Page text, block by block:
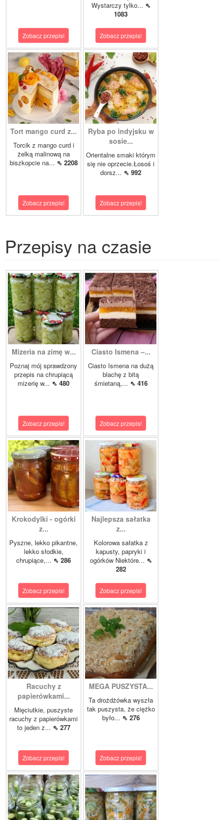
Zobacz przepis!
Wystarczy tylko... ⇖
1083
Zobacz przepis!
Tort mango curd z...
Torcik z mango curd i
żelką malinową na
biszkopcie na... ⇖ 2208
Zobacz przepis!
Ryba po indyjsku w
sosie...
Orientalne smaki którym
się nie oprzecie.Łosoś i
dorsz... ⇖ 992
Zobacz przepis!
Przepisy na czasie
Mizeria na zimę w...
Poznaj mój sprawdzony
przepis na chrupiącą
mizerię w... ⇖ 480
Zobacz przepis!
Ciasto Ismena –...
Ciasto Ismena na dużą
blachę z bitą
śmietaną,... ⇖ 416
Zobacz przepis!
Krokodylki - ogórki
z...
Pyszne, lekko pikantne,
lekko słodkie,
chrupiące,... ⇖ 286
Zobacz przepis!
Najlepsza sałatka
z...
Kolorowa sałatka z
kapusty, papryki i
ogórków Niektóre... ⇖
282
Zobacz przepis!
Racuchy z
papierówkami...
Mięciutkie, puszyste
racuchy z papierówkami
to jeden z... ⇖ 277
Zobacz przepis!
MEGA PUSZYSTA...
Ta drożdżówka wyszła
tak puszysta, że ciężko
było... ⇖ 276
Zobacz przepis!